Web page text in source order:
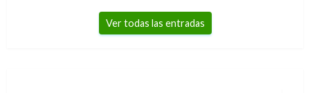
Ver todas las entradas